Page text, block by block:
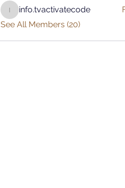
info.tvactivatecode
info.tvactivatecode
See All Members (20)